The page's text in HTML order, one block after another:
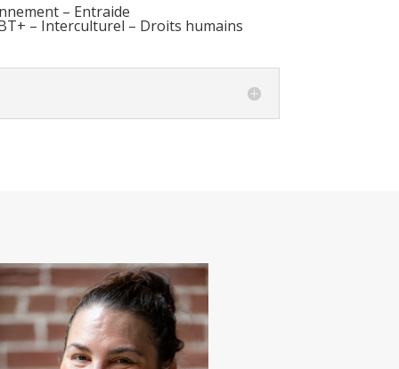
– Entraide
– Interculturel – Droits humains